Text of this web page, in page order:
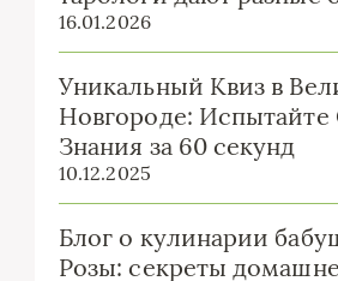
16.01.2026
Уникальный Квиз в
Новгороде: Испытайте
Знания за 60 секунд
10.12.2025
Блог о кулинарии
Розы: секреты